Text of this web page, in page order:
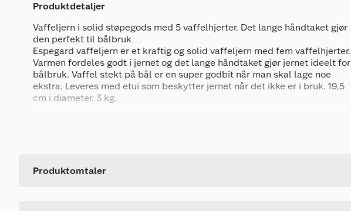
Produktdetaljer
Vaffeljern i solid støpegods med 5 vaffelhjerter. Det lange håndtaket gjør
den perfekt til bålbruk
Espegard vaffeljern er et kraftig og solid vaffeljern med fem vaffelhjerter.
Varmen fordeles godt i jernet og det lange håndtaket gjør jernet ideelt for
bålbruk. Vaffel stekt på bål er en super godbit når man skal lage noe
ekstra. Leveres med etui som beskytter jernet når det ikke er i bruk. 19,5
cm i diameter. 3 kg.
Produktomtaler
Leverandørens artikkelnummer